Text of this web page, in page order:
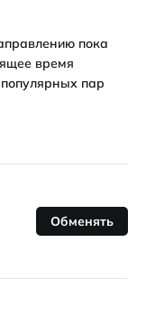
пока
время
пар
Обменять